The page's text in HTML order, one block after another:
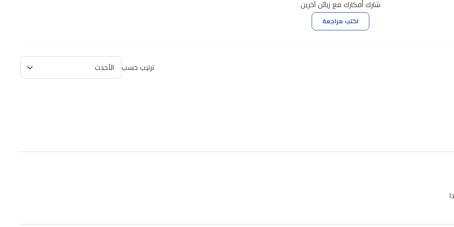
شارك أفكارك مع زبائن آخرين
اكتب مراجعة
ترتيب حسب